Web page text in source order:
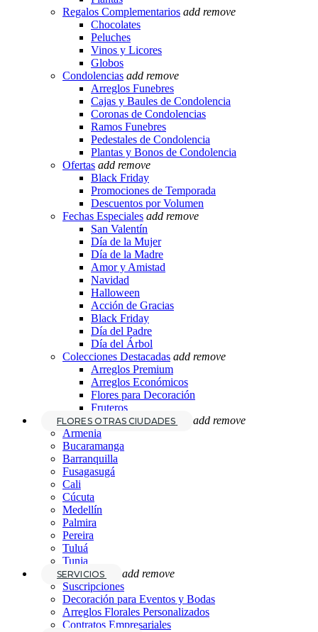
Regalos Complementarios add remove
Chocolates
Peluches
Vinos y Licores
Globos
Condolencias add remove
Arreglos Funebres
Cajas y Baules de Condolencia
Coronas de Condolencias
Ramos Funebres
Pedestales de Condolencia
Plantas y Bonos de Condolencia
Ofertas add remove
Black Friday
Promociones de Temporada
Descuentos por Volumen
Fechas Especiales add remove
San Valentín
Día de la Mujer
Día de la Madre
Amor y Amistad
Navidad
Halloween
Acción de Gracias
Black Friday
Día del Padre
Día del Árbol
Colecciones Destacadas add remove
Arreglos Premium
Arreglos Económicos
Flores para Decoración
Fruteros
FLORES OTRAS CIUDADES addremove
Armenia
Bucaramanga
Barranquilla
Fusagasugá
Cali
Cúcuta
Medellín
Palmira
Pereira
Tuluá
Tunja
SERVICIOS addremove
Suscripciones
Decoración para Eventos y Bodas
Arreglos Florales Personalizados
Contratos Empresariales